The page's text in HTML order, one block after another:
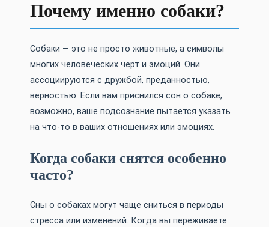
Почему именно собаки?
Собаки — это не просто животные, а символы
многих человеческих черт и эмоций. Они
ассоциируются с дружбой, преданностью,
верностью. Если вам приснился сон о собаке,
возможно, ваше подсознание пытается указать
на что-то в ваших отношениях или эмоциях.
Когда собаки снятся особенно
часто?
Сны о собаках могут чаще сниться в периоды
стресса или изменений. Когда вы переживаете